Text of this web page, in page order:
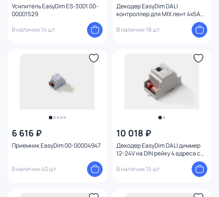
Усилитель EasyDim ES-3001 00-
00001529
В наличии 14 шт.
Декодер EasyDim DALI
контроллер для MIX лент 4х5А
В наличии 18 шт.
6 616 ₽
Приемник EasyDim 00-00004947
В наличии 40 шт.
10 018 ₽
Декодер EasyDim DALI диммер
12-24V на DIN рейку 4 адреса с
функцией push-dim 00-00019609
В наличии 15 шт.